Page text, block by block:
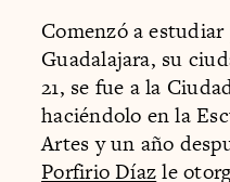
Comenzó a
Guadalajara, su
21, se fue a la
haciéndolo en la
Artes y un año
Porfirio Díazle